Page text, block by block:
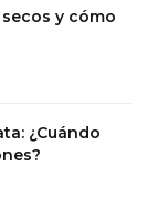
y cómo
¿Cuándo